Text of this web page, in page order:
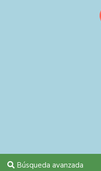
Búsqueda avanzada